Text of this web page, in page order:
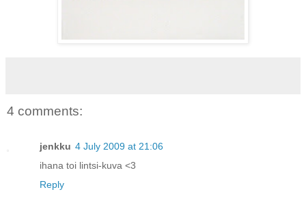
4 comments:
jenkku 4 July 2009 at 21:06
ihana toi lintsi-kuva <3
Reply